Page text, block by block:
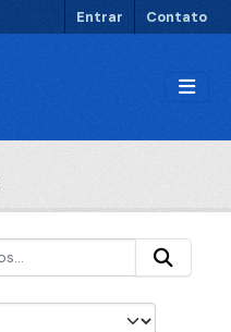
Entrar Contato